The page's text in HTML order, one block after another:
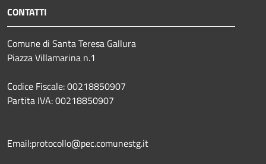
CONTATTI
Comune di Santa Teresa Gallura
Piazza Villamarina n.1
Codice Fiscale: 00218850907
Partita IVA: 00218850907
Email:protocollo@pec.comunestg.it